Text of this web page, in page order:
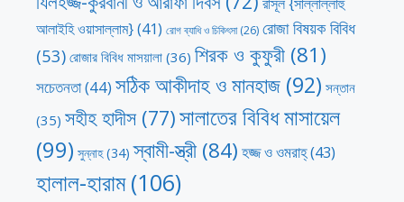
আলাইহি ওয়াসাল্লাম}(41) রোগ ব্যাধি ও চিকিৎসা(26) রোজা বিষয়ক বিবিধ
(53) রোজার বিবিধ মাসয়ালা (36) শিরক ও কুফুরী (81)
সচেতনতা(44) সঠিক আকীদাহ ও মানহাজ (92) সন্তান
(35) সহীহ হাদীস(77)সালাতের বিবিধ মাসায়েল
(99) সুন্নাহ(34) স্বামী-স্ত্রী(84) হজ্জ ও ওমরাহ্‌(43)
হালাল-হারাম(106)